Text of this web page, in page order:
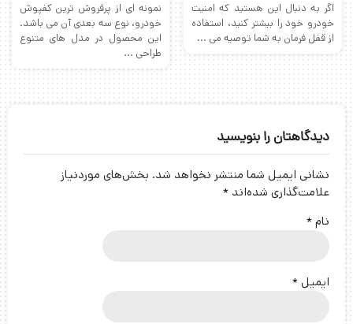
اگر به دنبال این هستید که امنیت
خودرو خود را بیشتر کنید، استفاده
از قفل فرمان به شما توصیه می ...
نمونه ای از پرفروش ترین کفپوش
خودرو، نوع سه بعدی آن می باشد.
این محصول در مدل های متنوع
طراحی ...
دیدگاهتان را بنویسید
نشانی ایمیل شما منتشر نخواهد شد. بخش‌های موردنیاز
علامت‌گذاری شده‌اند *
نام*
ایمیل*